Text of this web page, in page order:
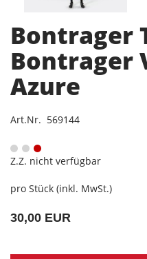
Bontrager
Bontrager
Azure
Art.Nr. 569144
Z.Z. nicht verfügbar
pro Stück (inkl. MwSt.)
30,00 EUR